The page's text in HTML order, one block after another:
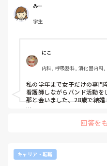
出会いもなさそうです。
どうすれば...
みー
学生
にこ
内科, 呼吸器科, 消化器内科
私の学年まで女子だけの専門
看護師しながらバンド活動を
那と会いました。28歳で結
回答を
キャリア・転職